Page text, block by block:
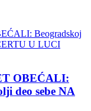
OBEĆALI:
deo sebe NA